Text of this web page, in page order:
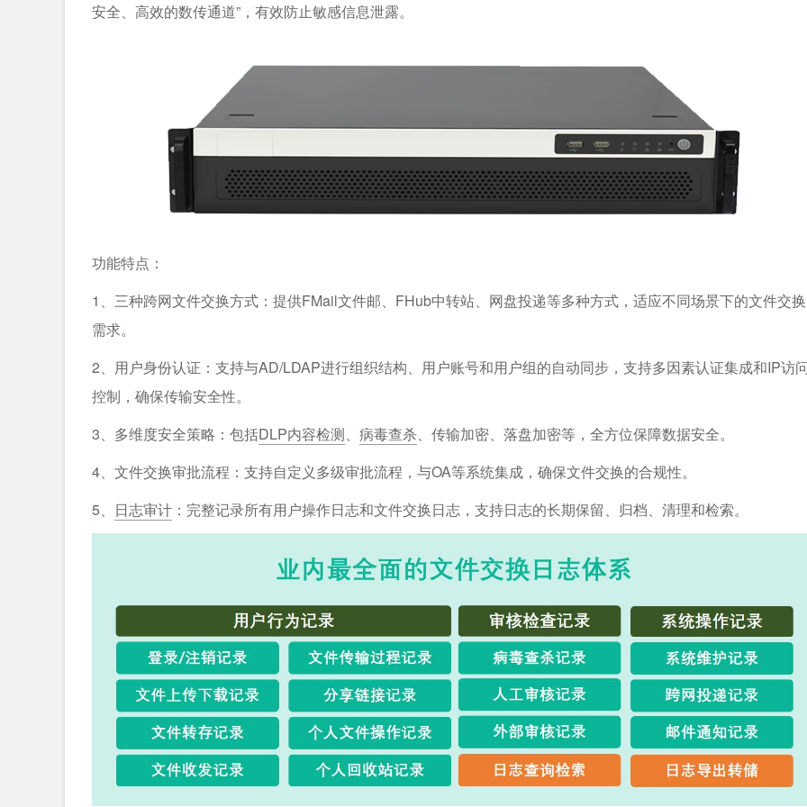
安全、高效的数传通道”，有效防止敏感信息泄露。
功能特点：
1、三种跨网文件交换方式：提供FMail文件邮、FHub中转站、网盘投递等多种方式，适应不同场景下的文件交换
需求。
2、用户身份认证：支持与AD/LDAP进行组织结构、用户账号和用户组的自动同步，支持多因素认证集成和IP访
控制，确保传输安全性。
3、多维度安全策略：包括DLP内容检测、 病毒查杀、传输加密、落盘加密等，全方位保障数据安全。
4、文件交换审批流程：支持自定义多级审批流程，与OA等系统集成，确保文件交换的合规性。
5、 日志审计 ：完整记录所有用户操作日志和文件交换日志，支持日志的长期保留、归档、清理和检索。